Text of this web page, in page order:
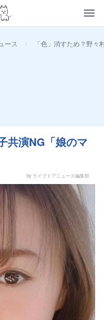
ース > 「色」消すため？野
共演NG「娘のマ
by ライブドアニュース編集部